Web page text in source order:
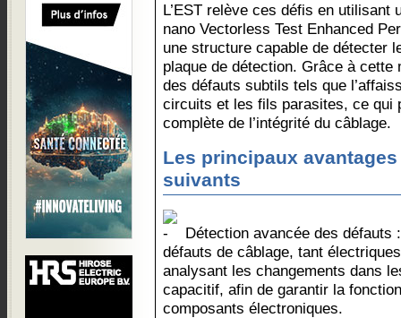
L’EST relève ces défis en utilisant
nano Vectorless Test Enhanced
une structure capable de détecter
plaque de détection. Grâce à cette
des défauts subtils tels que
circuits et les fils parasites, ce qui
complète de l’intégrité du câblage.
Les principaux avantages
suivants
Détection avancée des défauts
défauts de câblage, tant
analysant les changements dans
capacitif, afin de garantir la
composants électroniques.